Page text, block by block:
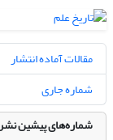
مقالات آماده انتشار
شماره جاری
شماره‌های پیشین